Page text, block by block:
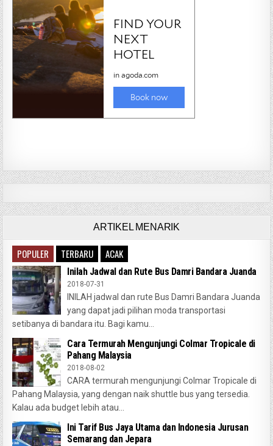
ARTIKEL MENARIK
POPULER TERBARU ACAK
Inilah Jadwal dan Rute Bus Damri Bandara Juanda
2018-07-31
INILAH jadwal dan rute Bus Damri Bandara Juanda
yang dapat jadi pilihan moda transportasi
setibanya di bandara itu. Bagi kamu...
Cara Termurah Mengunjungi Colmar Tropicale di
Pahang Malaysia
2018-08-02
CARA termurah mengunjungi Colmar Tropicale di
Pahang Malaysia, yang dengan naik shuttle bus yang tersedia.
Kalau ada budget lebih atau...
Ini Tarif Bus Jaya Utama dan Indonesia Jurusan
Semarang dan Jepara